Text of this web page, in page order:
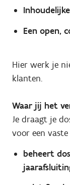
Een open,
Hier werk je
klanten.
Waar jij het
Je draagt je
voor een
beheert